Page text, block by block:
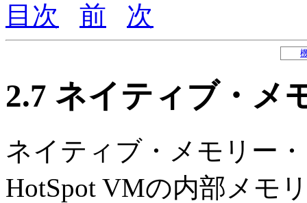
目次
前 次
2.7 ネイティブ・メ
ネイティブ・メモリー
HotSpot VMの内部メモ